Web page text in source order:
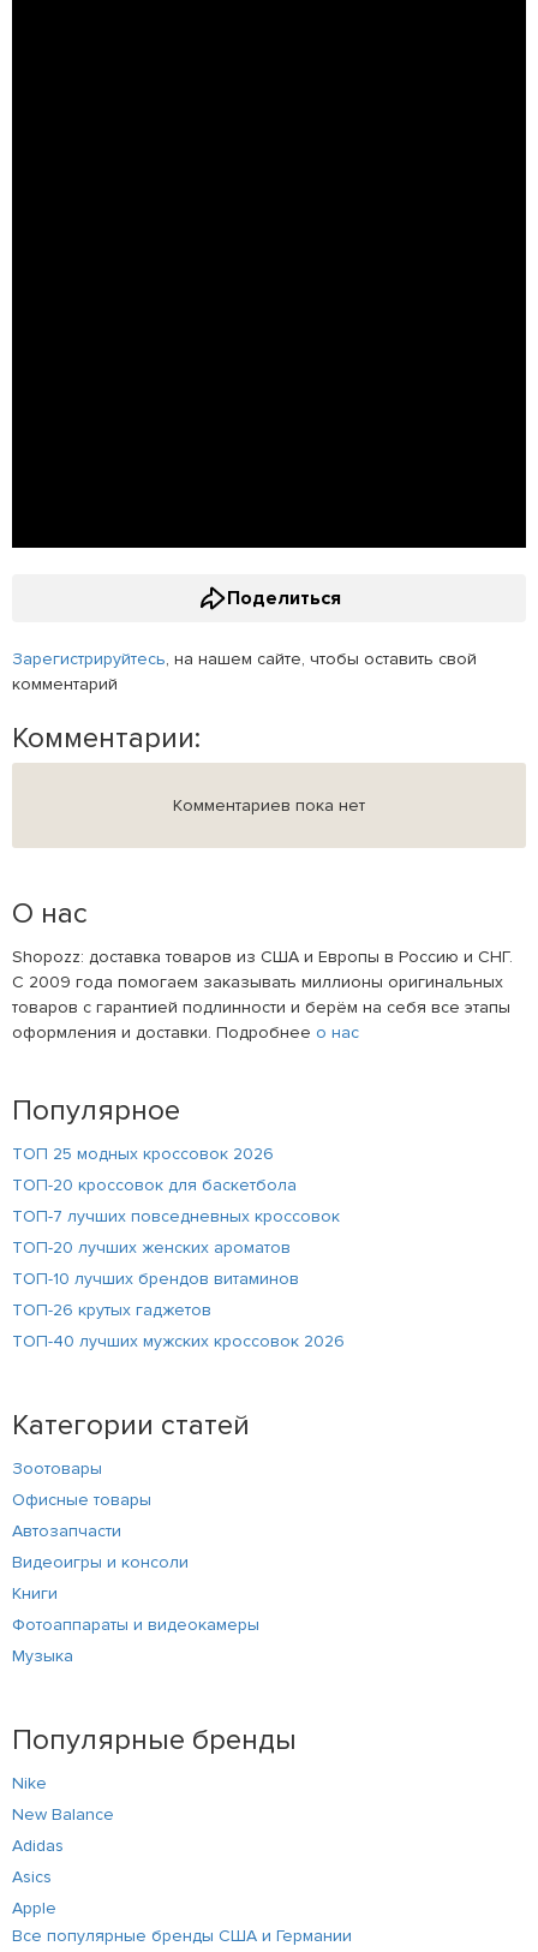
Поделиться
Зарегистрируйтесь, на нашем сайте, чтобы оставить свой
комментарий
Комментарии:
Комментариев пока нет
О нас
Shopozz: доставка товаров из США и Европы в Россию и СНГ.
С 2009 года помогаем заказывать миллионы оригинальных
товаров с гарантией подлинности и берём на себя все этапы
оформления и доставки. Подробнее о нас
Популярное
ТОП 25 модных кроссовок 2026
ТОП-20 кроссовок для баскетбола
ТОП-7 лучших повседневных кроссовок
ТОП-20 лучших женских ароматов
ТОП-10 лучших брендов витаминов
ТОП-26 крутых гаджетов
ТОП-40 лучших мужских кроссовок 2026
Категории статей
Зоотовары
Офисные товары
Автозапчасти
Видеоигры и консоли
Книги
Фотоаппараты и видеокамеры
Музыка
Популярные бренды
Nike
New Balance
Adidas
Asics
Apple
Все популярные бренды США и Германии